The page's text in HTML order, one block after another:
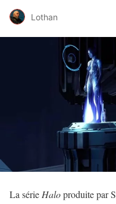
Lothan
La série Haloproduite par